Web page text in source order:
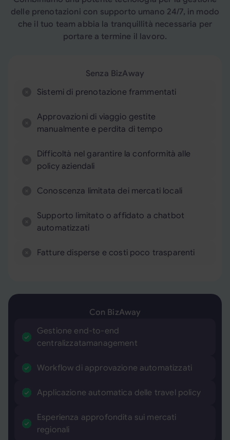
delle prenotazioni con supporto umano 24/7, in modo
che il tuo team abbia la tranquillità necessaria per
portare a termine il lavoro.
Senza BizAway
Sistemi di prenotazione frammentati
Approvazioni di viaggio gestite
manualmente e perdita di tempo
Difficoltà nel garantire la conformità alle
policy aziendali
Conoscenza limitata dei mercati locali
Supporto limitato o affidato a chatbot
automatizzati
Fatture disperse e costi poco trasparenti
Con BizAway
Gestione end-to-end
centralizzatamanagement
Workflow di approvazione automatizzati
Applicazione automatica delle travel policy
Esperienza approfondita sui mercati
regionali